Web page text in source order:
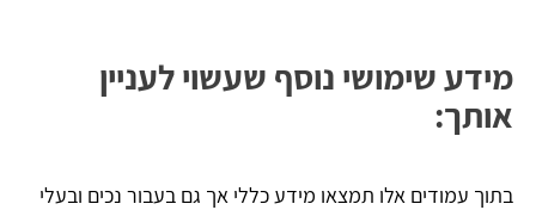
מידע שימושי נוסף שעשוי לעניין
אותך:
בתוך עמודים אלו תמצאו מידע כללי אך גם בעבור נכים ובעלי